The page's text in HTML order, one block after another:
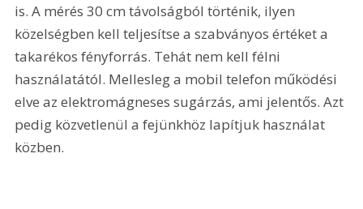
is. A mérés 30 cm távolságból történik, ilyen
közelségben kell teljesítse a szabványos értéket a
takarékos fényforrás. Tehát nem kell félni
használatától. Mellesleg a mobil telefon működési
elve az elektromágneses sugárzás, ami jelentős. Azt
pedig közvetlenül a fejünkhöz lapítjuk használat
közben.